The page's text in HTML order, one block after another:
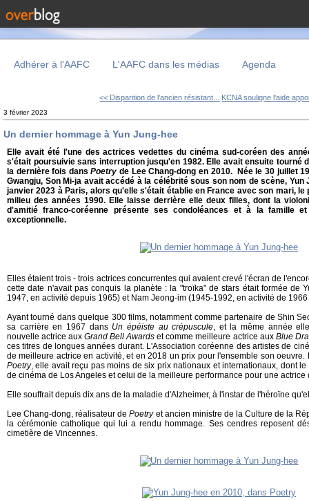
Adhérer à l'AAFC L'AAFC dans les médias Agenda
<< Disparition de l'ancien résistant... KCNA souligne l'aide
3 février 2023
Un dernier hommage à Yun Jung-hee
Elle avait été l'une des actrices vedettes du cinéma sud-coréen des
s'était poursuivie sans interruption jusqu'en 1982. Elle avait ensuite tourné
la dernière fois dansPoetryde Lee Chang-dong en 2010. Née le 30 juillet
Gwangju, Son Mi-ja avait accédé à la célébrité sous son nom de scène,
janvier 2023 à Paris, alors qu'elle s'était établie en France avec son mari, le
milieu des années 1990. Elle laisse derrière elle deux filles, dont la
d'amitié franco-coréenne présente ses condoléances et à la famille
exceptionnelle.
Elles étaient trois - trois actrices concurrentes qui avaient crevé l'écran de
cette date n'avait pas conquis la planète : la "troïka" de stars était formée de
1947, en activité depuis 1965) et Nam Jeong-im (1945-1992, en activité de
Ayant tourné dans quelque 300 films, notamment comme partenaire de Shin
sa carrière en 1967 dans Un épéiste au crépuscule, et la même année
nouvelle actrice auxGrand Bell Awards et comme meilleure actrice aux Blue
ces titres de longues années durant. L'Association coréenne des artistes de
de meilleure actrice en activité, et en 2018 un prix pour l'ensemble son
Poetry, elle avait reçu pas moins de six prix nationaux et internationaux, dont
de cinéma de Los Angeles et celui de la meilleure performance pour une actrice
Elle souffrait depuis dix ans de la maladie d'Alzheimer, à l'instar de l'héroïne
Lee Chang-dong, réalisateur dePoetryet ancien ministre de la Culture de la
la cérémonie catholique qui lui a rendu hommage. Ses cendres reposent
cimetière de Vincennes.